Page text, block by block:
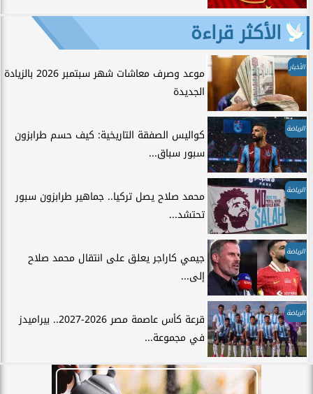
الأكثر قراءة
الأخبار
موعد وصرف معاشات شهر سبتمبر 2026 بالزيادة
الجديدة
الرياضة
كواليس الصفقة التاريخية: كيف حسم طرابزون
سبور سباق...
الرياضة
محمد صلاح يصل تركيا.. جماهير طرابزون سبور
تحتشد...
الرياضة
جيمي كاراجر يعلق على انتقال محمد صلاح
إلى...
الرياضة
قرعة كأس عاصمة مصر 2026-2027.. بيراميدز
في مجموعة...